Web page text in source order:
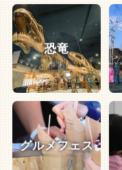
恐竜
グルメフェス